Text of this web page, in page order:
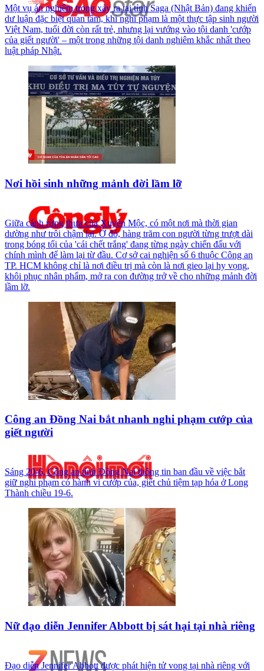
Một vụ án nghiêm trọng xảy ra tại tỉnh Saga (Nhật Bản) đang khiến
dư luận đặc biệt quan tâm, khi nghi phạm là một thực tập sinh người
Việt Nam, tuổi đời còn rất trẻ, nhưng lại vướng vào tội danh 'cướp
của giết người' – một trong những tội danh nghiêm khắc nhất theo
luật pháp Nhật.
Nơi hồi sinh những mảnh đời lầm lỡ
Giữa cánh rừng thưa của Xuyên Mộc, có một nơi mà thời gian
dường như trôi chậm lại. Ở đó, hàng trăm con người từng trượt dài
trong bóng tối của 'cái chết trắng' đang từng ngày chiến đấu với
chính mình để làm lại từ đầu. Cơ sở cai nghiện số 6 thuộc Công an
TP. HCM không chỉ là nơi điều trị mà còn là nơi gieo lại hy vọng,
khôi phục nhân phẩm, mở ra con đường trở về cho những mảnh đời
lầm lỡ.
Công an Đồng Nai bắt nhanh nghi phạm cướp của
giết người
Sáng 20-6, Công an tỉnh Đồng Nai thông tin ban đầu về việc bắt
giữ nghi phạm có hành vi cướp của, giết chủ tiệm tạp hóa ở Long
Thành chiều 19-6.
Nữ đạo diễn Jennifer Abbott bị sát hại tại nhà riêng
Đạo diễn Jennifer Abbott được phát hiện tử vong tại nhà riêng với